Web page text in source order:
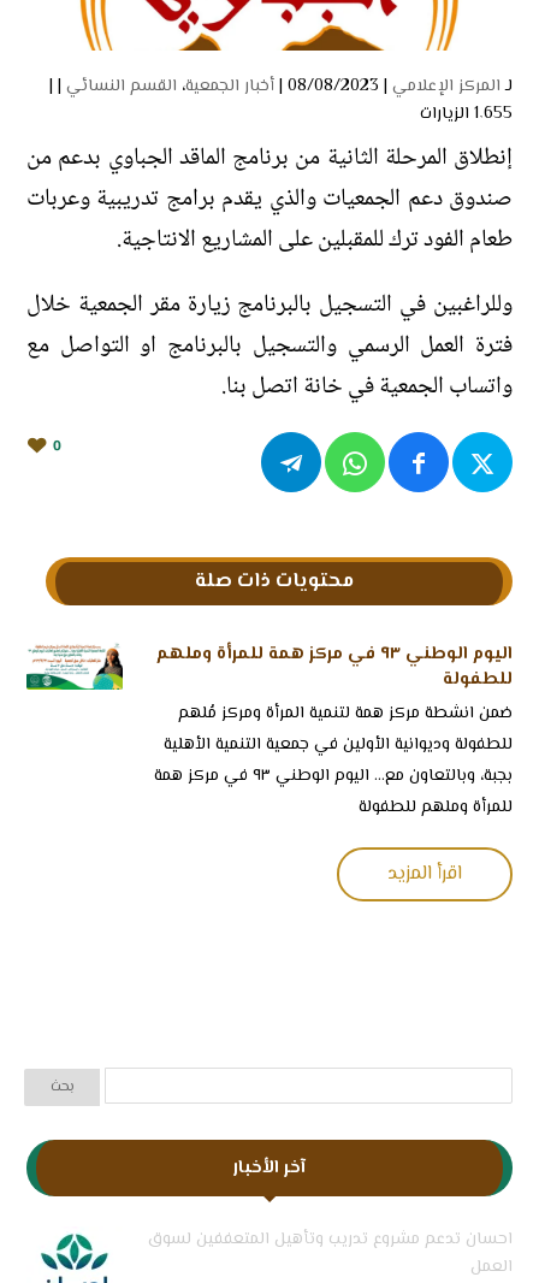
لـالمركز الإعلامي | 08/08/2023 | أخبار الجمعية، القسم النسائي | |
1٬655 الزيارات
إنطلاق المرحلة الثانية من برنامج الماقد الجباوي بدعم من
صندوق دعم الجمعيات والذي يقدم برامج تدريبية وعربات
طعام الفود ترك للمقبلين على المشاريع الانتاجية.
وللراغبين في التسجيل بالبرنامج زيارة مقر الجمعية خلال
فترة العمل الرسمي والتسجيل بالبرنامج او التواصل مع
واتساب الجمعية في خانة اتصل بنا.
0
محتويات ذات صلة
اليوم الوطني ٩٣ في مركز همة للمرأة وملهم
للطفولة
‏ضمن انشطة مركز همة لتنمية المرأة ومركز مُلهم
للطفولة وديوانية الأولين في جمعية التنمية الأهلية
بجبة، وبالتعاون مع... اليوم الوطني ٩٣ في مركز همة
للمرأة وملهم للطفولة
اقرأ المزيد
آخر الأخبار
احسان تدعم مشروع تدريب وتأهيل المتعففين لسوق
العمل